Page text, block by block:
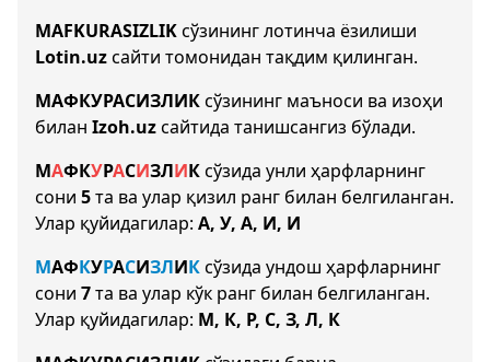
MAFKURASIZLIKсўзининг лотинча ёзилиши
Lotin.uzсайти томонидан тақдим қилинган.
МАФКУРАСИЗЛИКсўзининг маъноси ва изоҳи
билан Izoh.uzсайтида танишсангиз бўлади.
МАФКУРАСИЗЛИКсўзида унли ҳарфларнинг
сони 5та ва улар қизил ранг билан белгиланган.
Улар қуйидагилар: А, У, А, И, И
МАФКУРАСИЗЛИКсўзида ундош ҳарфларнинг
сони 7та ва улар кўк ранг билан белгиланган.
Улар қуйидагилар: М, К, Р, С, З, Л, К